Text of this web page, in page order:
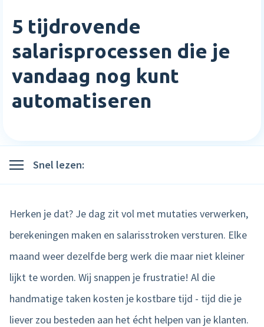
Meer HR features »
Salaris
AI Assistant NIEUW
Product
Product tour
Mobiele app
Starten met Nmbrs
Bibliotheek
Klantverhalen
Trainingen
Careers
Neem contact op
Contact
Login
Nederlands
English
Sverige
Plan een demo
5 tijdrovende
salarisprocessen die je
vandaag nog kunt
automatiseren
Snel lezen:
Herken je dat? Je dag zit vol met mutaties verwerken,
berekeningen maken en salarisstroken versturen. Elke
maand weer dezelfde berg werk die maar niet kleiner
lijkt te worden. Wij snappen je frustratie! Al die
handmatige taken kosten je kostbare tijd - tijd die je
liever zou besteden aan het écht helpen van je klanten.